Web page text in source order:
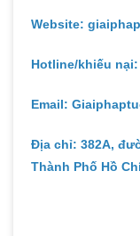
Website:
Hotline/khiếu nại:
Email:
Địa chỉ: 382A,
Thành Phố Hồ